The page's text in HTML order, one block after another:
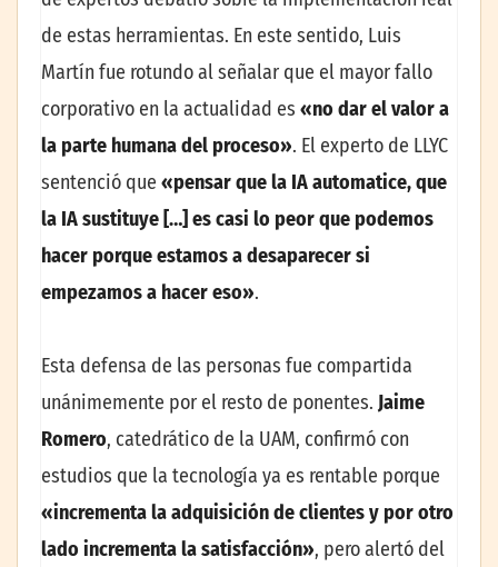
de estas herramientas. En este sentido, Luis
Martín fue rotundo al señalar que el mayor fallo
corporativo en la actualidad es «no dar el valor a
la parte humana del proceso». El experto de LLYC
sentenció que «pensar que la IA automatice, que
la IA sustituye […] es casi lo peor que podemos
hacer porque estamos a desaparecer si
empezamos a hacer eso».
Esta defensa de las personas fue compartida
unánimemente por el resto de ponentes. Jaime
Romero, catedrático de la UAM, confirmó con
estudios que la tecnología ya es rentable porque
«incrementa la adquisición de clientes y por otro
lado incrementa la satisfacción», pero alertó del